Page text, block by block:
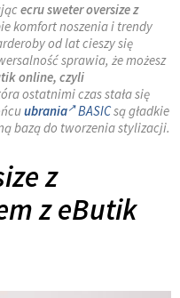
ecru sweter oversize z
komfort noszenia i trendy
od lat cieszy się
sprawia, że możesz
online, czyli
ostatnimi czas stała się
ubrania BASICsą gładkie
bazą do tworzenia stylizacji.
z
z eButik